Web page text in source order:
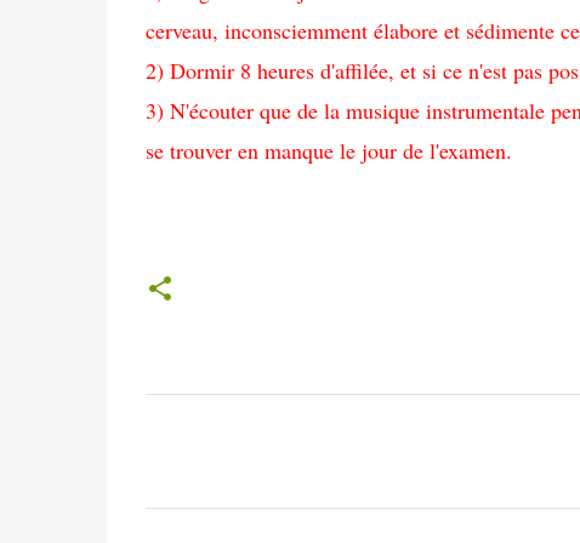
cerveau, inconsciemment élabore et sédimente
2) Dormir 8 heures d'affilée, et si ce n'est pas
3) N'écouter que de la musique instrumentale
se trouver en manque le jour de l'examen.